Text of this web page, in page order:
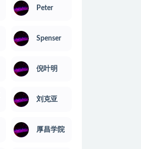
Peter
Spenser
倪叶明
刘克亚
厚昌学院